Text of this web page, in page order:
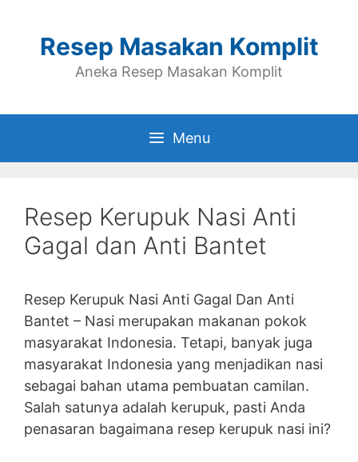
contentResep Masakan Komplit
Aneka Resep Masakan Komplit
Menu
Resep Kerupuk Nasi Anti
Gagal dan Anti Bantet
Resep Kerupuk Nasi Anti Gagal Dan Anti
Bantet – Nasi merupakan makanan pokok
masyarakat Indonesia. Tetapi, banyak juga
masyarakat Indonesia yang menjadikan nasi
sebagai bahan utama pembuatan camilan.
Salah satunya adalah kerupuk, pasti Anda
penasaran bagaimana resep kerupuk nasi ini?